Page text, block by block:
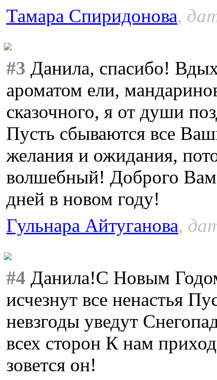
Тамара Спиридонова,
#3 Данила, спасибо!
ароматом ели,
сказочного, я от души
Пусть сбываются все
желания и ожидания,
волшебный! Доброго Вам
дней в новом году!
Гульнара Айтуганова,
#4 Данила!С Новым
исчезнут все ненастья
невзгоды уведут
всех сторон К нам
зовется он!